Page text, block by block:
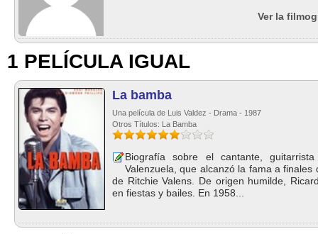
Ver la
1 PELÍCULA IGUAL
La bamba
Una película de Luis Valdez - Drama - 1987
Otros Títulos: La Bamba
Biografía sobre el cantante,
Valenzuela, que alcanzó la fama a
de Ritchie Valens. De origen humilde,
en fiestas y bailes. En 1958...